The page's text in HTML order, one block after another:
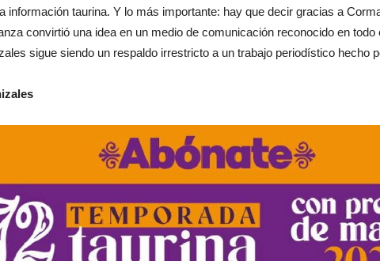
información taurina. Y lo más importante: hay que decir gracias a
convirtió una idea en un medio de comunicación reconocido en todo
sigue siendo un respaldo irrestricto a un trabajo periodístico hecho